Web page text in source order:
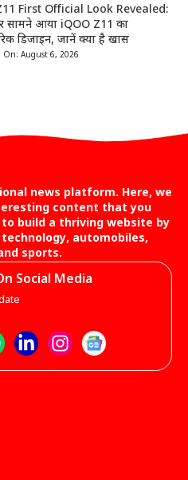
First Official Look Revealed:
सामने आया iQOO Z11 का
डिजाइन, जानें क्या है खास
On: August 6, 2026
news platform. Here, we
content that you
build a thriving website by
automobiles,
sports.
Social Media